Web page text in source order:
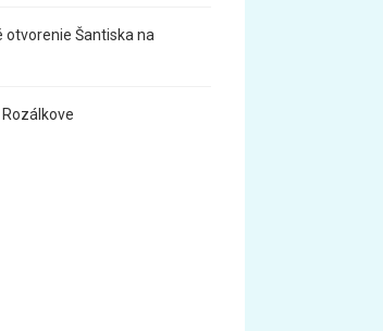
otvorenie Šantiska na